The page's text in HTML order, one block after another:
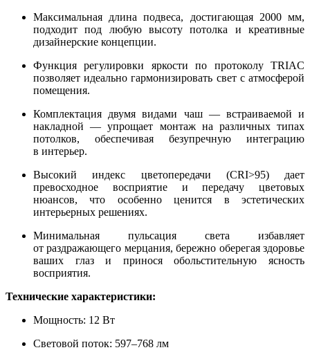
Максимальная длина подвеса, достигающая 2000 мм,
подходит под любую высоту потолка и креативные
дизайнерские концепции.
Функция регулировки яркости по протоколу TRIAC
позволяет идеально гармонизировать свет с атмосферой
помещения.
Комплектация двумя видами чаш — встраиваемой и
накладной — упрощает монтаж на различных типах
потолков, обеспечивая безупречную интеграцию
в интерьер.
Высокий индекс цветопередачи (CRI>95) дает
превосходное восприятие и передачу цветовых
нюансов, что особенно ценится в эстетических
интерьерных решениях.
Минимальная пульсация света избавляет
от раздражающего мерцания, бережно оберегая здоровье
ваших глаз и принося обольстительную ясность
восприятия.
Технические характеристики:
Мощность: 12 Вт
Световой поток: 597–768 лм